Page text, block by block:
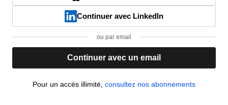
Continuer avec LinkedIn
ou par email
Continuer avec un email
Pour un accès illimité, consultez nos abonnements